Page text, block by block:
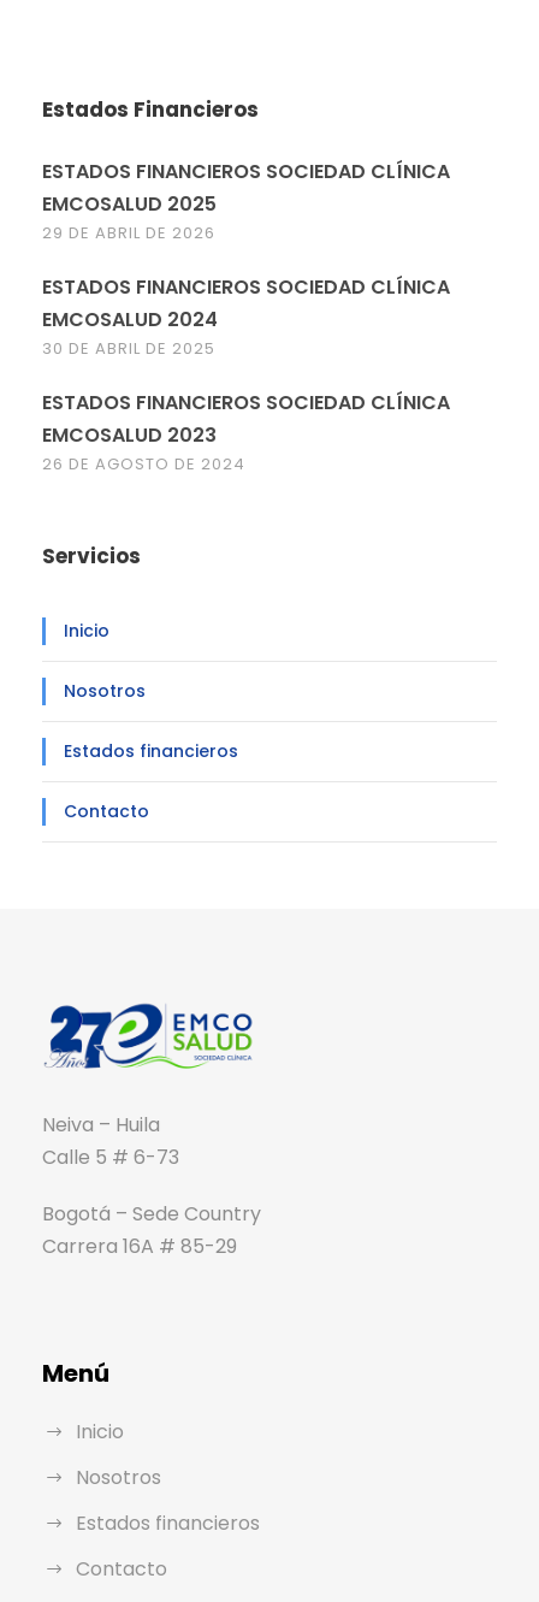
Estados Financieros
ESTADOS FINANCIEROS SOCIEDAD CLÍNICA
EMCOSALUD 2025
29 DE ABRIL DE 2026
ESTADOS FINANCIEROS SOCIEDAD CLÍNICA
EMCOSALUD 2024
30 DE ABRIL DE 2025
ESTADOS FINANCIEROS SOCIEDAD CLÍNICA
EMCOSALUD 2023
26 DE AGOSTO DE 2024
Servicios
Inicio
Nosotros
Estados financieros
Contacto
Neiva – Huila
Calle 5 # 6-73
Bogotá – Sede Country
Carrera 16A # 85-29
Menú
Inicio
Nosotros
Estados financieros
Contacto